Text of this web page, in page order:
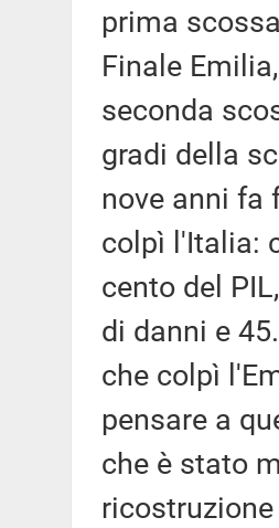
prima
Finale
seconda
gradi della
nove anni fa
colpì l'Italia:
cento del
di danni e
che colpì
pensare a
che è stato